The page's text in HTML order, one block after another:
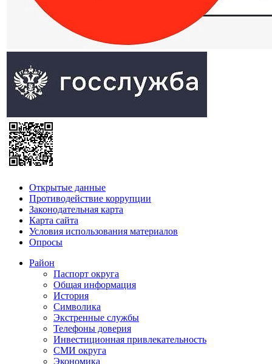
Открытые данные
Противодействие коррупции
Законодательная карта
Карта сайта
Условия использования материалов
Опросы
Район
Паспорт округа
Общая информация
История
Символика
Экстренные службы
Телефоны доверия
Инвестиционная привлекательность
СМИ округа
Экономика